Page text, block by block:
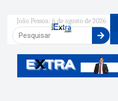
João Pessoa: 6 de agosto de 2026